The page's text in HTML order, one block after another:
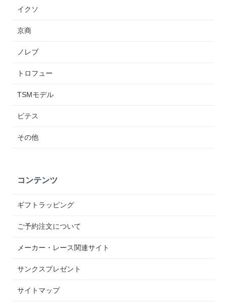
イクソ
京商
ノレブ
トロフュー
TSMモデル
ビテス
その他
コンテンツ
ギフトラッピング
ご予約注文について
メーカー・レース関連サイト
サンクスプレゼント
サイトマップ